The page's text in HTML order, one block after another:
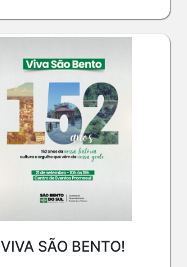
VIVA SÃO BENTO!